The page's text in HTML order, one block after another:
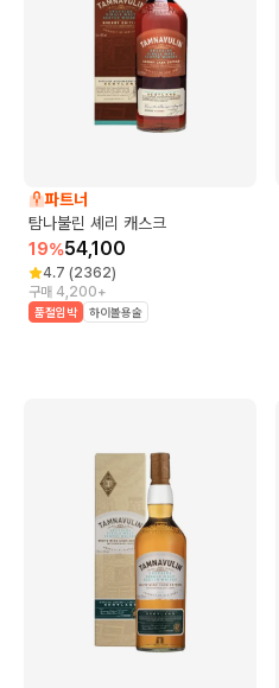
파트너
탐나불린 셰리 캐스크
19%54,100
4.7 (2362)
구매 4,200+
품절임박 하이볼용술